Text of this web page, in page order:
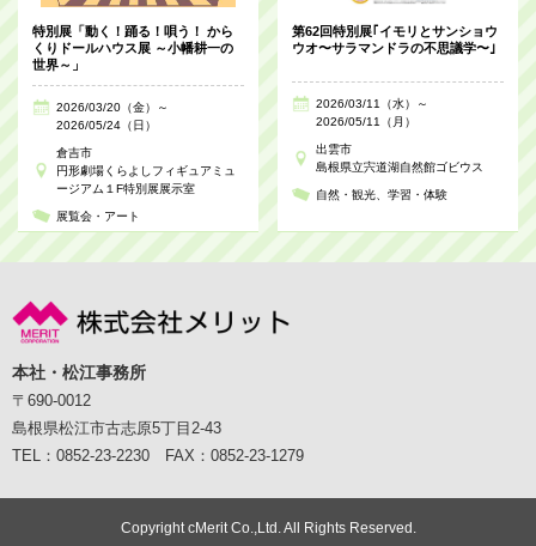
特別展「動く！踊る！唄う！ から
くりドールハウス展 ～小幡耕一の
世界～」
2026/03/20（金）～
2026/05/24（日）
倉吉市
円形劇場くらよしフィギュアミュ
ージアム１F特別展展示室
展覧会・アート
第62回特別展｢イモリとサンショウ
ウオ〜サラマンドラの不思議学〜｣
2026/03/11（水）～
2026/05/11（月）
出雲市
島根県立宍道湖自然館ゴビウス
自然・観光 学習・体験
本社・松江事務所
〒690-0012
島根県松江市古志原5丁目2-43
TEL：0852-23-2230 FAX：0852-23-1279
Copyright cMerit Co.,Ltd. All Rights Reserved.